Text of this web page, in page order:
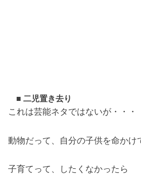
■ 二児置き去り
これは芸能ネタではないが・・・
動物だって、自分の子供を命かけ
子育てって、したくなかったら